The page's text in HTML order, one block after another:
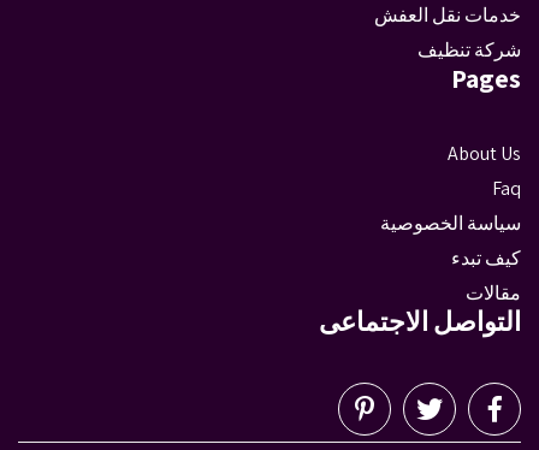
خدمات نقل العفش
شركة تنظيف
Pages
About Us
Faq
سياسة الخصوصية
كيف تبدء
مقالات
التواصل الاجتماعى